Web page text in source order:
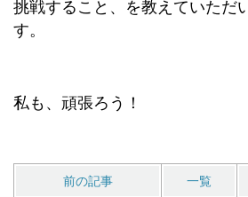
挑戦すること、を教えていただ
す。
私も、頑張ろう！
前の記事 一覧